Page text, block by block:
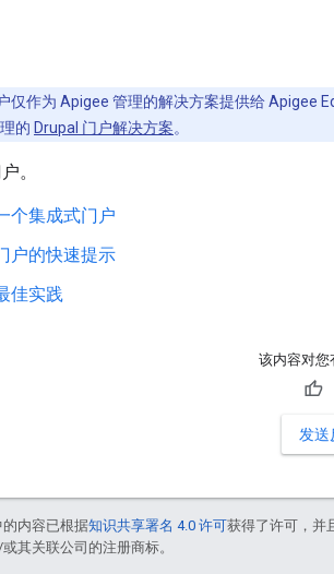
仅作为 Apigee 管理的解决方案提供给 Apigee
的 Drupal 门户解决方案。
。
个集成式门户
户的快速提示
佳实践
该内容对您
发送
内容已根据知识共享署名 4.0 许可获得了许可，并
其关联公司的注册商标。